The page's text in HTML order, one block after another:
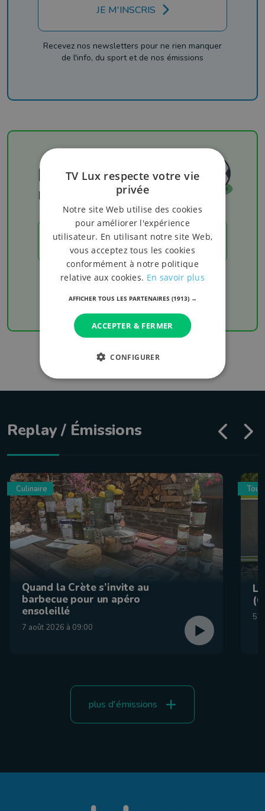
JE M'INSCRIS
Recevez nos newsletters pour ne rien manquer
de l'info, du sport et de nos émissions
Football
Les résultats
LES RÉSULTATS
Chaque week-end retrouvez les derniers
Replay / Émissions
Culinaire
Quand la Crète s’invite au
barbecue pour un apéro
ensoleillé
7 août 2026 à 09:00
5
plus d'émissions
TV Lux respecte votre vie
privée
Notre site Web utilise des cookies
pour améliorer l'expérience
utilisateur. En utilisant notre site Web,
vous acceptez tous les cookies
conformément à notre politique
relative aux cookies. En savoir plus
AFFICHER TOUS LES PARTENAIRES (1913) →
ACCEPTER & FERMER
CONFIGURER